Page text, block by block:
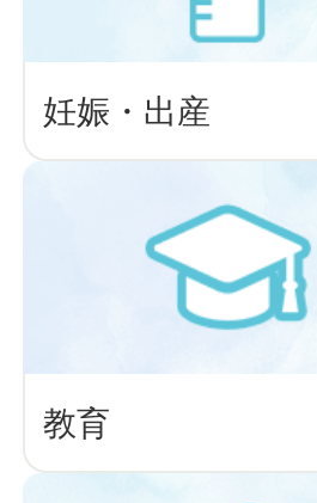
妊娠・出産
教育